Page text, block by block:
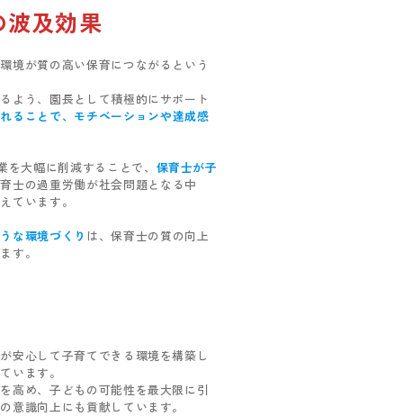
及効果
境が質の高い保育につながるという
よう、園長として積極的にサポート
ることで、モチベーションや達成感
大幅に削減することで、 保育士が子
士の過重労働が社会問題となる中
ています。
な環境づくり は、保育士の質の向上
す。
安心して子育てできる環境を構築し
います。
高め、子どもの可能性を最大限に引
意識向上にも貢献しています。